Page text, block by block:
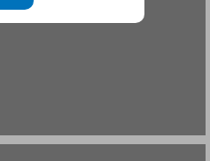
4. השיח/הטיעון הנורמטיבי והפעולה/העמדה הפוליטית בעידן גלובלי: הישגים ומגבלות ... 19